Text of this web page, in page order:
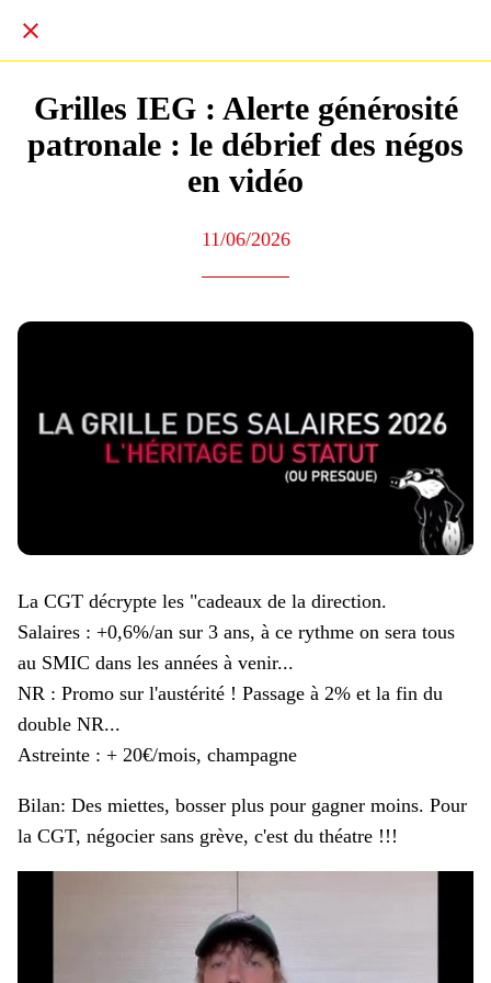
Grilles IEG : Alerte générosité
patronale : le débrief des négos
en vidéo
11/06/2026
La CGT décrypte les "cadeaux de la direction.
Salaires : +0,6%/an sur 3 ans, à ce rythme on sera tous
au SMIC dans les années à venir...
NR : Promo sur l'austérité ! Passage à 2% et la fin du
double NR...
Astreinte : + 20€/mois, champagne
Bilan: Des miettes, bosser plus pour gagner moins. Pour
la CGT, négocier sans grève, c'est du théatre !!!